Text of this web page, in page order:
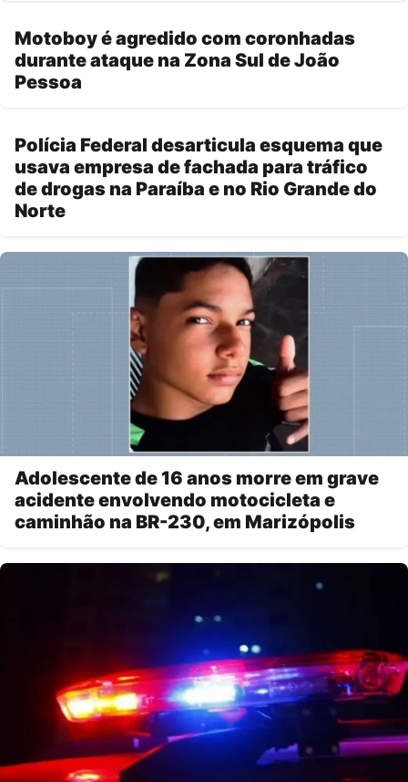
Motoboy é agredido com coronhadas
durante ataque na Zona Sul de João
Pessoa
Polícia Federal desarticula esquema que
usava empresa de fachada para tráfico
de drogas na Paraíba e no Rio Grande do
Norte
Adolescente de 16 anos morre em grave
acidente envolvendo motocicleta e
caminhão na BR-230, em Marizópolis